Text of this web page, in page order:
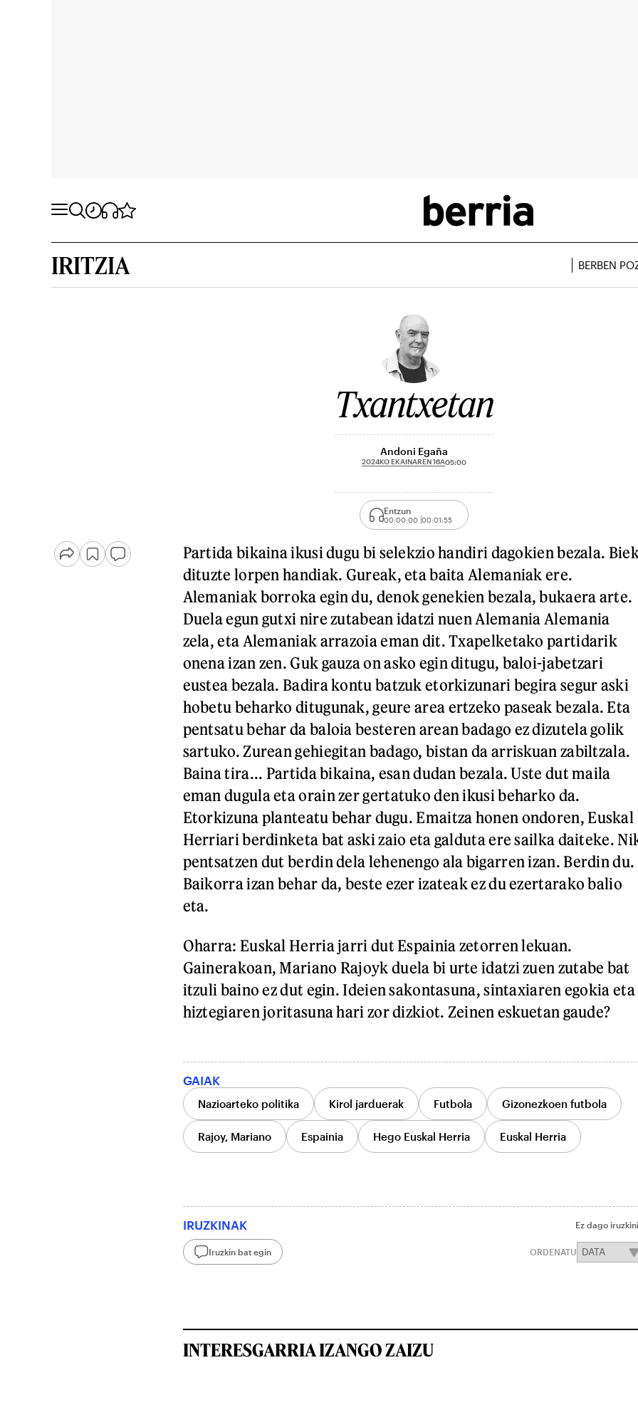
IRITZIA BERBEN
Txantxetan
Andoni Egaña
2024KO EKAINAREN 16A05:00
Entzun
00:00:00 00:01:55
Partida bikaina ikusi dugu bi selekzio handiri dagokien bezala.
dituzte lorpen handiak. Gureak, eta baita Alemaniak ere.
Alemaniak borroka egin du, denok genekien bezala, bukaera arte.
Duela egun gutxi nire zutabean idatzi nuen Alemania Alemania
zela, eta Alemaniak arrazoia eman dit. Txapelketako partidarik
onena izan zen. Guk gauza on asko egin ditugu, baloi-jabetzari
eustea bezala. Badira kontu batzuk etorkizunari begira segur aski
hobetu beharko ditugunak, geure area ertzeko paseak bezala. Eta
pentsatu behar da baloia besteren arean badago ez dizutela golik
sartuko. Zurean gehiegitan badago, bistan da arriskuan zabiltzala.
Baina tira... Partida bikaina, esan dudan bezala. Uste dut maila
eman dugula eta orain zer gertatuko den ikusi beharko da.
Etorkizuna planteatu behar dugu. Emaitza honen ondoren, Euskal
Herriari berdinketa bat aski zaio eta galduta ere sailka daiteke.
pentsatzen dut berdin dela lehenengo ala bigarren izan. Berdin du.
Baikorra izan behar da, beste ezer izateak ez du ezertarako balio
eta.
Oharra: Euskal Herria jarri dut Espainia zetorren lekuan.
Gainerakoan, Mariano Rajoyk duela bi urte idatzi zuen zutabe bat
itzuli baino ez dut egin. Ideien sakontasuna, sintaxiaren egokia eta
hiztegiaren joritasuna hari zor dizkiot. Zeinen eskuetan gaude?
GAIAK
Nazioarteko politika Kirol jarduerak Futbola Gizonezkoen futbola
Rajoy, Mariano Espainia Hego Euskal Herria Euskal Herria
IRUZKINAK Ez dago
Iruzkin bat egin ORDENATU
INTERESGARRIA IZANGO ZAIZU